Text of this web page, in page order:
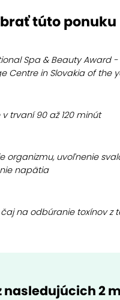
túto ponuku
Spa & Beauty Award -
Centre in Slovakia of the
v trvaní 90 až 120 minút
organizmu, uvoľnenie
napätia
čaj na odbúranie toxínov z
nasledujúcich 2